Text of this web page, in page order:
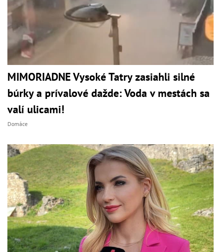
MIMORIADNE Vysoké Tatry zasiahli silné
búrky a prívalové dažde: Voda v mestách sa
valí ulicami!
Domáce